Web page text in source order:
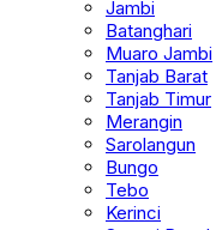
Jambi
Batanghari
Muaro Jambi
Tanjab Barat
Tanjab Timur
Merangin
Sarolangun
Bungo
Tebo
Kerinci